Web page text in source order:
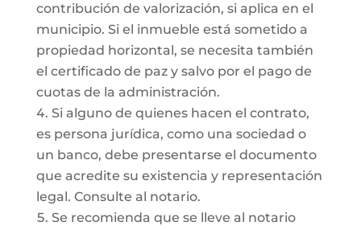
contribución de valorización, si aplica en el
municipio. Si el inmueble está sometido a
propiedad horizontal, se necesita también
el certificado de paz y salvo por el pago de
cuotas de la administración.
Si alguno de quienes hacen el contrato,
es persona jurídica, como una sociedad o
un banco, debe presentarse el documento
que acredite su existencia y representación
legal. Consulte al notario.
Se recomienda que se lleve al notario